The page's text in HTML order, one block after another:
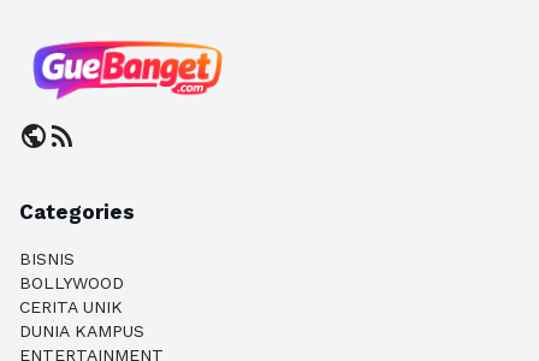
publicrss_feed
Categories
BISNIS
BOLLYWOOD
CERITA UNIK
DUNIA KAMPUS
ENTERTAINMENT